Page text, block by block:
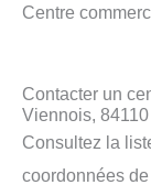
Centre
Contacter un
Viennois, 84110
Consultez la
coordonnées